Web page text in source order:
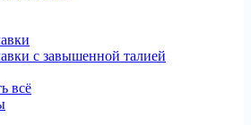
с завышенной талией
всё